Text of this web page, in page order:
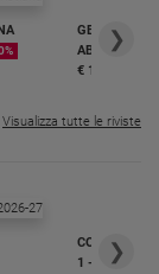
GBABY
€ 16,99
❯
Visualizza tutte le riviste
COLLANA
1 - 2
❯